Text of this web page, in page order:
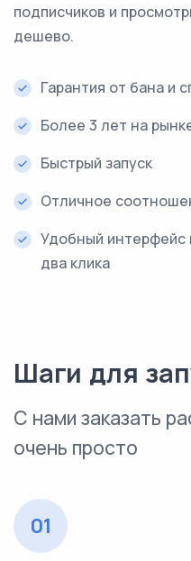
подписчиков и
дешево.
Гарантия от бана и
Более 3 лет на
Быстрый запуск
Отличное
Удобный интерфейс
два клика
Шаги для
С нами заказать
очень просто
01